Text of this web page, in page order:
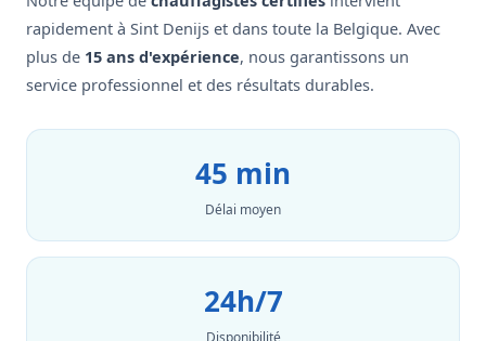
rapidement à Sint Denijs et dans toute la Belgique. Avec
plus de 15 ans d'expérience, nous garantissons un
service professionnel et des résultats durables.
45 min
Délai moyen
24h/7
Disponibilité